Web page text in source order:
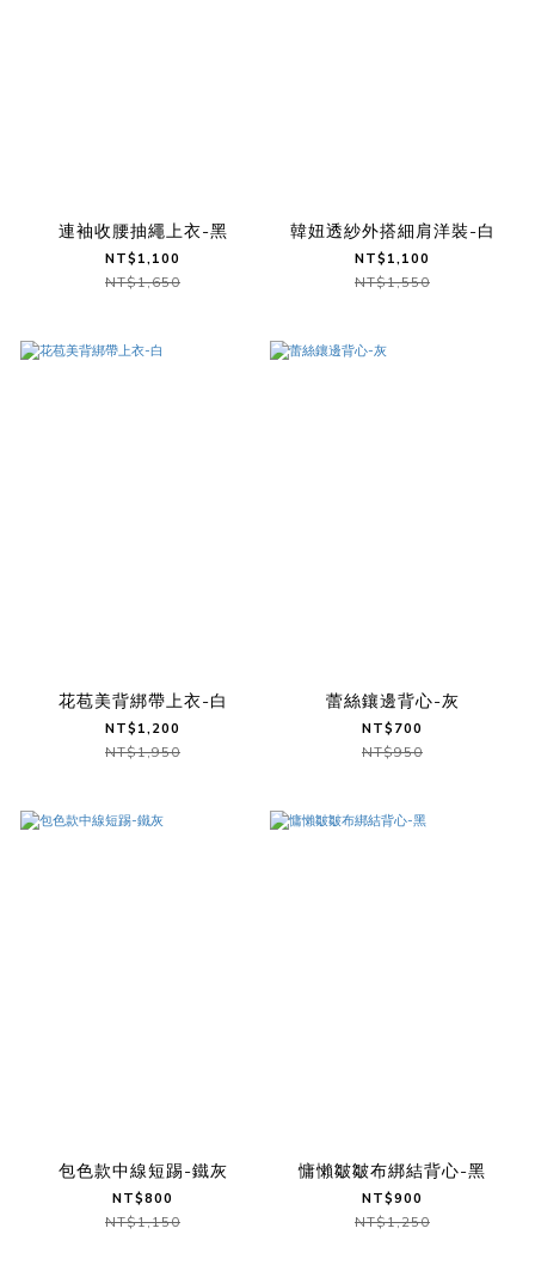
連袖收腰抽繩上衣-黑
NT$1,100
NT$1,650
韓妞透紗外搭細肩洋裝-白
NT$1,100
NT$1,550
花苞美背綁帶上衣-白
NT$1,200
NT$1,950
蕾絲鑲邊背心-灰
NT$700
NT$950
包色款中線短踢-鐵灰
NT$800
NT$1,150
慵懶皺皺布綁結背心-黑
NT$900
NT$1,250